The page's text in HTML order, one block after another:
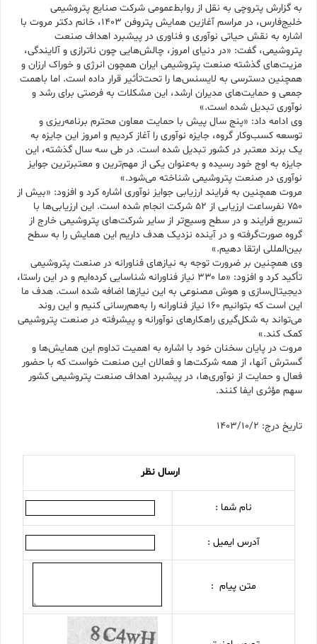
به گزارش پتروچی به نقل از روابط‌عمومی شرکت صنایع پتروشیمی
خلیج‌فارس، در مراسم آغازین همایش پتروفن ۱۴۰۳، خانم دکتر مروت با
اشاره به نقش حیاتی نوآوری و فناوری در پیشبرد اهداف صنعت
پتروشیمی، گفت: «در دنیای امروز، چالش‌هایی چون ناترازی و آلایندگی،
مزیت‌های گذشته صنعت پتروشیمی ایران همچون انرژی و خوراک ارزان و
همچنین دسترسی به لایسنس‌ها را تحت‌تأثیر قرار داده است. اما باهمت
جمعی و حمایت‌های مدیران ارشد، این مشکلات به فرصتی برای رشد و
نوآوری تبدیل شده است.»
وی ادامه داد: «پنج سال پیش با حمایت معاون محترم برنامه‌ریزی و
توسعه کسب‌وکار گروه، جایزه نوآوری را آغاز کردیم و امروز این جایزه به
یک برند معتبر در کشور تبدیل شده است. در طی سه سال گذشته، این
جایزه به اوج خود رسیده و به‌عنوان یکی از مهم‌ترین و معتبرترین جوایز
نوآوری در صنعت پتروشیمی شناخته می‌شود.»
مروت همچنین به فرایند ارزیابی جوایز نوآوری اشاره کرد و افزود: «بیش از
۷۵۰ نفرساعت ارزیابی از ۵۲ شرکت انجام شده است. این ارزیابی‌ها با
تسریع فرایند و در سطح وسیع‌تر از سایر شرکت‌های پتروشیمی خارج از
گروه صورت‌گرفته و در آینده نزدیک هدف داریم این همایش را به سطح
بین‌المللی ارتقا دهیم.»
وی همچنین بر ضرورت توجه به نیازهای فناورانه در صنعت پتروشیمی
تأکید کرد و افزود: «ما ۳۳۰ نیاز فناورانه شناسایی کرده‌ایم و در این راستا،
دیجیتال‌سازی و هوش مصنوعی به این نیازها اضافه شده است. هدف ما
این است که بتوانیم ۱۶۰ نیاز فناورانه را به‌هم‌رسانی کنیم و این روند
می‌تواند به شکل‌گیری راهکارهای نوآورانه و پیشرفته در صنعت پتروشیمی
کمک کند.»
مروت در پایان سخنان خود با اشاره به اهمیت تداوم این همایش‌ها و
گسترش آنها، از همه شرکت‌ها و فعالان این صنعت خواست که با حضور
فعال و حمایت از نوآوری‌ها، در پیشبرد اهداف صنعت پتروشیمی کشور
سهم مؤثری ایفا کنند.
تاریخ درج: 1403/10/2
ارسال نظر
نام شما :
آدرس ایمیل :
متن پیام :